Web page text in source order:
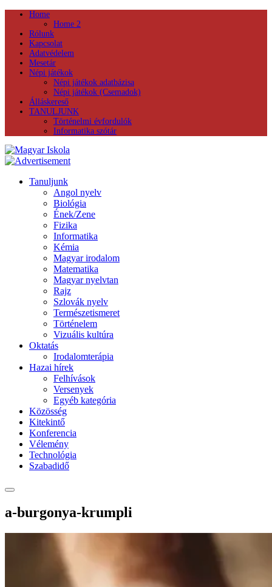
Home
Home 2
Rólunk
Kapcsolat
Adatvédelem
Mesetár
Népi játékok
Népi játékok adatbázisa
Népi játékok (Csemadok)
Álláskereső
TANULJUNK
Történelmi évfordulók
Informatika szótár
Tanuljunk
Angol nyelv
Biológia
Ének/Zene
Fizika
Informatika
Kémia
Magyar irodalom
Matematika
Magyar nyelvtan
Rajz
Szlovák nyelv
Természetismeret
Történelem
Vizuális kultúra
Oktatás
Irodalomterápia
Hazai hírek
Felhívások
Versenyek
Egyéb kategória
Közösség
Kitekintő
Konferencia
Vélemény
Technológia
Szabadidő
a-burgonya-krumpli